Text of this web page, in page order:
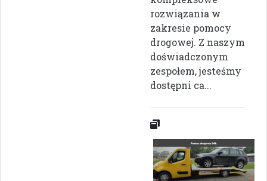
rozwiązania w
zakresie pomocy
drogowej. Z naszym
doświadczonym
zespołem, jesteśmy
dostępni ca...